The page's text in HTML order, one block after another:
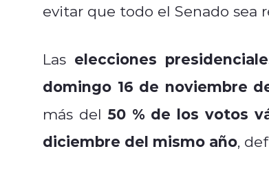
evitar que todo el Senado sea
Las elecciones
domingo 16 de noviembre
más del 50 % de los votos
diciembre del mismo año,